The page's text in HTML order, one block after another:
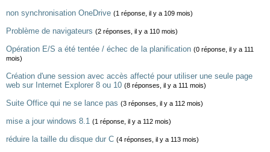
non synchronisation OneDrive (1 réponse, il y a 109 mois)
Problème de navigateurs (2 réponses, il y a 110 mois)
Opération E/S a été tentée / échec de la planification (0 réponse, il y a 111
mois)
Création d'une session avec accès affecté pour utiliser une seule page
web sur Internet Explorer 8 ou 10 (8 réponses, il y a 111 mois)
Suite Office qui ne se lance pas (3 réponses, il y a 112 mois)
mise a jour windows 8.1 (1 réponse, il y a 112 mois)
réduire la taille du disque dur C (4 réponses, il y a 113 mois)